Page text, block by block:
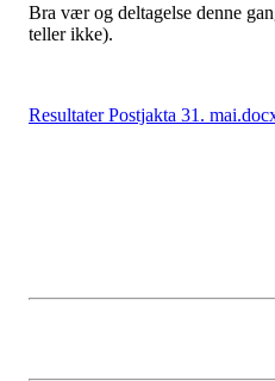
Bra vær og deltagelse denne
teller ikke).
Resultater Postjakta 31.